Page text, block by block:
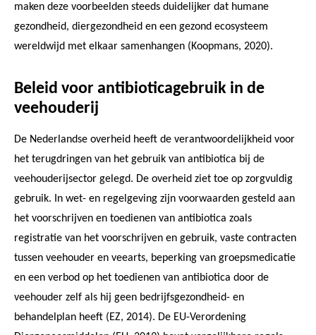
maken deze voorbeelden steeds duidelijker dat humane
gezondheid, diergezondheid en een gezond ecosysteem
wereldwijd met elkaar samenhangen (Koopmans, 2020).
Beleid voor antibioticagebruik in de
veehouderij
De Nederlandse overheid heeft de verantwoordelijkheid voor
het terugdringen van het gebruik van antibiotica bij de
veehouderijsector gelegd. De overheid ziet toe op zorgvuldig
gebruik. In wet- en regelgeving zijn voorwaarden gesteld aan
het voorschrijven en toedienen van antibiotica zoals
registratie van het voorschrijven en gebruik, vaste contracten
tussen veehouder en veearts, beperking van groepsmedicatie
en een verbod op het toedienen van antibiotica door de
veehouder zelf als hij geen bedrijfsgezondheid- en
behandelplan heeft (EZ, 2014). De EU-Verordening